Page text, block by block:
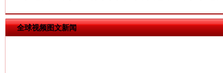
全球视频图文新闻